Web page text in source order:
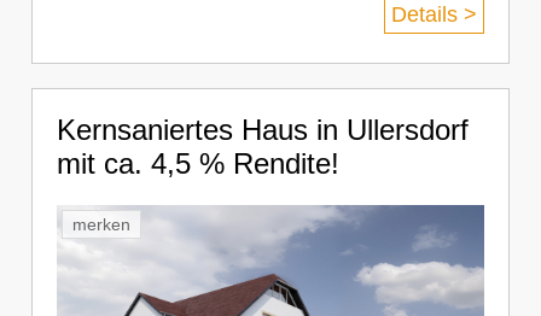
Details >
Kernsaniertes Haus in Ullersdorf
mit ca. 4,5 % Rendite!
merken